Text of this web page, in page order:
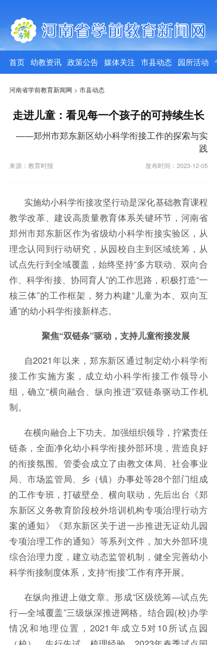
首页 幼教资讯 政策公告 媒体关注 市县动态 园所活动
河南省学前教育新闻网 >市县动态
走进儿童：看见每一个孩子的可持续生长
——郑州市郑东新区幼小科学衔接工作的探索与实
践
发布时间：2023-12-05
来源：教育时报
实施幼小科学衔接攻坚行动是深化基础教育课程
教学改革、建设高质量教育体系关键环节，河南省
郑州市郑东新区作为省级幼小科学衔接实验区，从
理念认同到行动研究，从园校自主到区域统筹，从
试点先行到全域覆盖，始终坚持“多方联动、双向合
作、科学衔接、协同育人”的工作思路，积极打造“一
核三体”的工作框架，努力构建“儿童为本、双向互
通”的幼小科学衔接新样态。
聚焦“双链条”驱动，支持儿童衔接发展
自2021年以来，郑东新区通过制定幼小科学衔
接工作实施方案，成立幼小科学衔接工作领导小
组，确立“横向融合、纵向推进”双链条驱动工作机
制。
在横向融合上下功夫。加强组织领导，拧紧责任
链条，全面净化幼小科学衔接外部环境，营造良好
的衔接氛围。管委会成立了由教文体局、社会事业
局、市场监管局、乡（镇）办事处等28个部门组成
的工作专班，打破壁垒、横向联动，先后出台《郑
东新区义务教育阶段校外培训机构专项治理行动方
案的通知》《郑东新区关于进一步推进无证幼儿园
专项治理工作的通知》等系列文件，加大外部环境
综合治理力度，建立动态监管机制，健全完善幼小
科学衔接制度体系，支持“衔接”工作有序开展。
在纵向推进上做文章。形成“区级统筹—试点先
行—全域覆盖”三级纵深推进网格。结合园(校)办学
情况和地理位置，2021年成立5对10所试点园